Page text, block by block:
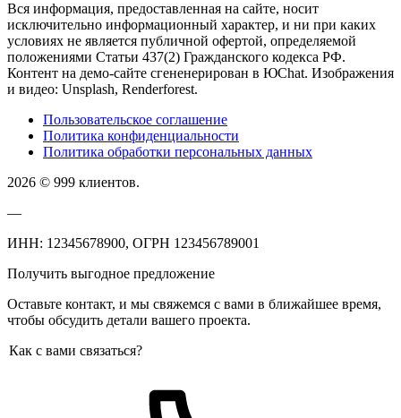
Вся информация, предоставленная на сайте, носит
исключительно информационный характер, и ни при каких
условиях не является публичной офертой, определяемой
положениями Статьи 437(2) Гражданского кодекса РФ.
Контент на демо-сайте сгененерирован в ЮChat. Изображения
и видео: Unsplash, Renderforest.
Пользовательское соглашение
Политика конфиденциальности
Политика обработки персональных данных
2026 © 999 клиентов.
—
ИНН: 12345678900, ОГРН 123456789001
Получить выгодное предложение
Оставьте контакт, и мы свяжемся с вами в ближайшее время,
чтобы обсудить детали вашего проекта.
Как с вами связаться?